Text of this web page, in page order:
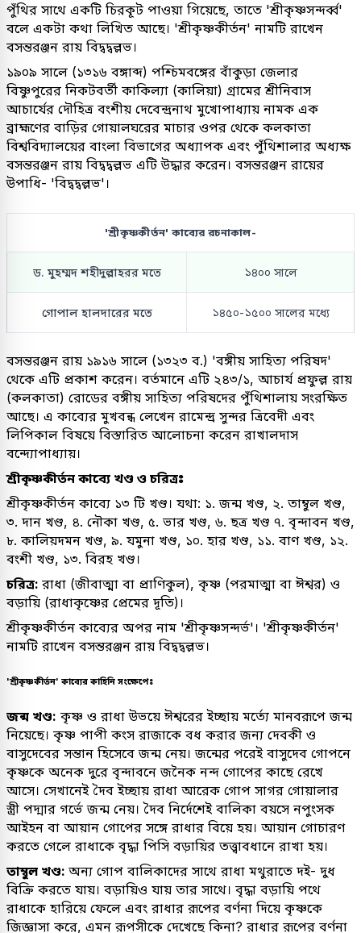
পুঁথির সাথে একটি চিরকূট পাওয়া গিয়েছে, তাতে 'শ্রীকৃষ্ণসন্দর্ব্ব'
বলে একটা কথা লিখিত আছে। 'শ্রীকৃষ্ণকীর্তন' নামটি রাখেন
বসন্তরঞ্জন রায় বিদ্বদ্বল্লভ।
১৯০৯ সালে (১৩১৬ বঙ্গাব্দ) পশ্চিমবঙ্গের বাঁকুড়া জেলার
বিষ্ণুপুরের নিকটবর্তী কাকিল্যা (কালিয়া) গ্রামের শ্রীনিবাস
আচার্যের দৌহিত্র বংশীয় দেবেন্দ্রনাথ মুখোপাধ্যায় নামক এক
ব্রাহ্মণের বাড়ির গোয়ালঘরের মাচার ওপর থেকে কলকাতা
বিশ্ববিদ্যালয়ের বাংলা বিভাগের অধ্যাপক এবং পুঁথিশালার অধ্যক্ষ
বসন্তরঞ্জন রায় বিদ্বদ্বল্লভ এটি উদ্ধার করেন। বসন্তরঞ্জন রায়ের
উপাধি- 'বিদ্বদ্বল্লভ'।
'শ্রীকৃষ্ণকীর্তন' কাব্যের রচনাকাল-
ড. মুহম্মদ শহীদুল্লাহরর মতে ১৪০০ সালে
গোপাল হালদারের মতে ১৪৫০-১৫০০ সালের মধ্যে
বসন্তরঞ্জন রায় ১৯১৬ সালে (১৩২৩ ব.) 'বঙ্গীয় সাহিত্য পরিষদ'
থেকে এটি প্রকাশ করেন। বর্তমানে এটি ২৪৩/১, আচার্য প্রফুল্ল রায়
(কলকাতা) রোডের বঙ্গীয় সাহিত্য পরিষদের পুঁথিশালায় সংরক্ষিত
আছে। এ কাব্যের মুখবন্ধ লেখেন রামেন্দ্র সুন্দর ত্রিবেদী এবং
লিপিকাল বিষয়ে বিস্তারিত আলোচনা করেন রাখালদাস
বন্দ্যোপাধ্যায়।
শ্রীকৃষ্ণকীর্তন কাব্যে খণ্ড ও চরিত্রঃ
শ্রীকৃষ্ণকীর্তন কাব্যে ১৩ টি খণ্ড। যথা: ১. জন্ম খণ্ড, ২. তাম্বুল খণ্ড,
৩. দান খণ্ড, ৪. নৌকা খণ্ড, ৫. ভার খণ্ড, ৬. ছত্র খণ্ড ৭. বৃন্দাবন খণ্ড,
৮. কালিয়দমন খণ্ড, ৯. যমুনা খণ্ড, ১০. হার খণ্ড, ১১. বাণ খণ্ড, ১২.
বংশী খণ্ড, ১৩. বিরহ খণ্ড।
চরিত্র: রাধা (জীবাত্মা বা প্রাণিকুল), কৃষ্ণ (পরমাত্মা বা ঈশ্বর) ও
বড়ায়ি (রাধাকৃষ্ণের প্রেমের দূতি)।
শ্রীকৃষ্ণকীর্তন কাব্যের অপর নাম 'শ্রীকৃষ্ণসন্দর্ভ'। 'শ্রীকৃষ্ণকীর্তন'
নামটি রাখেন বসন্তরঞ্জন রায় বিদ্বদ্বল্লভ।
'শ্রীকৃষ্ণকীর্তন' কাব্যের কাহিনি সংক্ষেপেঃ
জন্ম খণ্ড: কৃষ্ণ ও রাধা উভয়ে ঈশ্বরের ইচ্ছায় মর্ত্যে মানবরূপে জন্ম
নিয়েছে। কৃষ্ণ পাপী কংস রাজাকে বধ করার জন্য দেবকী ও
বাসুদেবের সন্তান হিসেবে জন্ম নেয়। জন্মের পরেই বাসুদেব গোপনে
কৃষ্ণকে অনেক দুরে বৃন্দাবনে জনৈক নন্দ গোপের কাছে রেখে
আসে। সেখানেই দৈব ইচ্ছায় রাধা আরেক গোপ সাগর গোয়ালার
স্ত্রী পদ্মার গর্ভে জন্ম নেয়। দৈব নির্দেশেই বালিকা বয়সে নপুংসক
আইহন বা আয়ান গোপের সঙ্গে রাধার বিয়ে হয়। আয়ান গোচারণ
করতে গেলে রাধাকে বৃদ্ধা পিসি বড়ায়ির তত্ত্বাবধানে রাখা হয়।
তাম্বুল খণ্ড: অন্য গোপ বালিকাদের সাথে রাধা মথুরাতে দই- দুধ
বিক্রি করতে যায়। বড়ায়িও যায় তার সাথে। বৃদ্ধা বড়ায়ি পথে
রাধাকে হারিয়ে ফেলে এবং রাধার রূপের বর্ণনা দিয়ে কৃষ্ণকে
জিজ্ঞাসা করে, এমন রূপসীকে দেখেছে কিনা? রাধার রূপের বর্ণনা